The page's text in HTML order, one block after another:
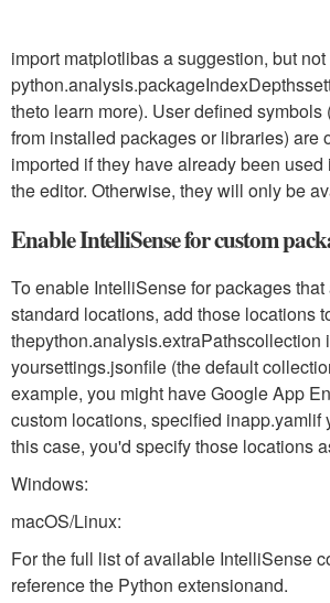
import matplotlibas a suggestion, but not
python.analysis.packageIndexDepths
theto learn more). User defined symbols
from installed packages or libraries) are
imported if they have already been
the editor. Otherwise, they will only be
Enable IntelliSense for custom
To enable IntelliSense for packages
standard locations, add those locations
thepython.analysis.extraPathscollection
yoursettings.jsonfile (the default
example, you might have Google App
custom locations, specified inapp.yamlif
this case, you'd specify those locations
Windows:
macOS/Linux:
For the full list of available IntelliSense
reference the Python extensionand.